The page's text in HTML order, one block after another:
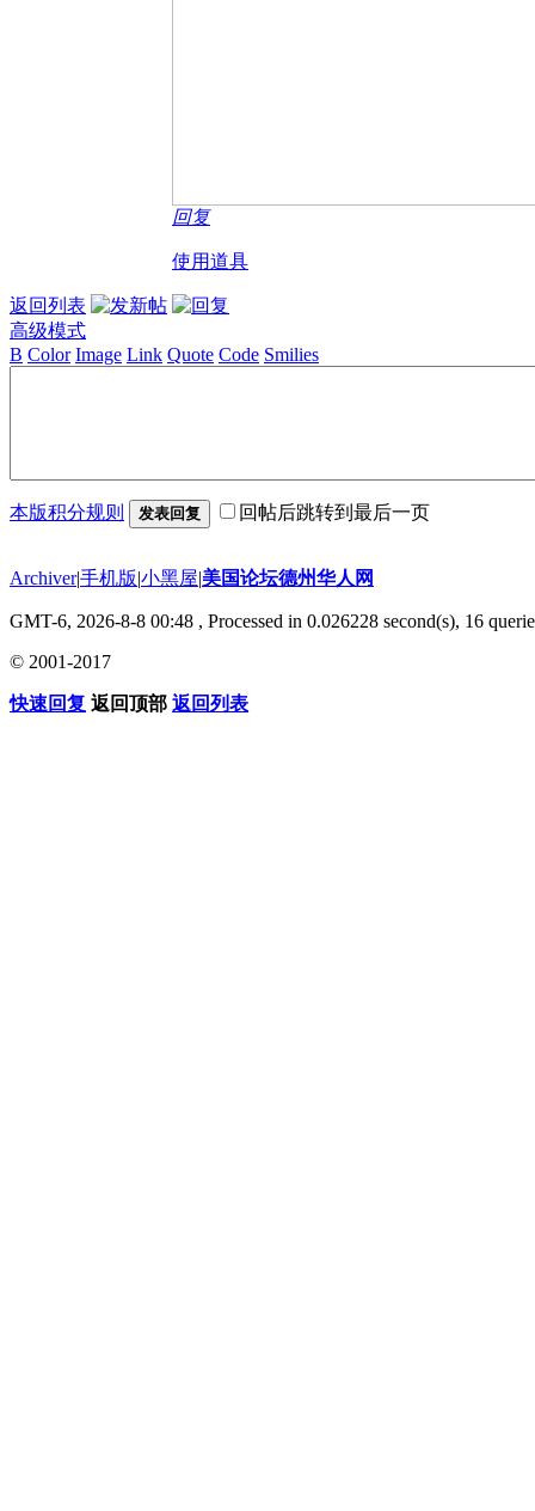
回复
使用道具
返回列表
高级模式
B Color Image Link Quote Code Smilies
本版积分规则 发表回复 回帖后跳转到最后一页
Archiver|手机版|小黑屋|美国论坛德州华人网
GMT-6, 2026-8-8 00:48 , Processed in 0.026228 second(s), 16
© 2001-2017
快速回复 返回顶部 返回列表